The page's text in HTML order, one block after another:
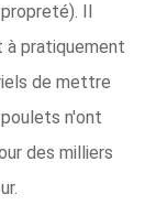
Il
à pratiquement
de mettre
n'ont
des milliers